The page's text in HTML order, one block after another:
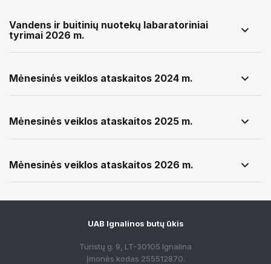
Vandens ir buitinių nuotekų labaratoriniai
tyrimai 2026 m.
Mėnesinės veiklos ataskaitos 2024 m.
Mėnesinės veiklos ataskaitos 2025 m.
Mėnesinės veiklos ataskaitos 2026 m.
UAB Ignalinos butų ūkis
Turistų g. 9, LT-30105 Ignalina
Įmonės kodas 255512870.